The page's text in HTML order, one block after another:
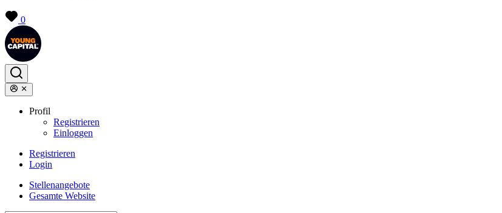
0
Profil
Registrieren
Einloggen
Registrieren
Login
Stellenangebote
Gesamte Website